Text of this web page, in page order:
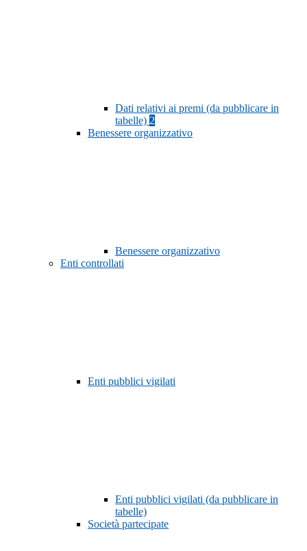
Dati relativi ai premi (da pubblicare in
tabelle) 2
Benessere organizzativo
Benessere organizzativo
Enti controllati
Enti pubblici vigilati
Enti pubblici vigilati (da pubblicare in
tabelle)
Società partecipate